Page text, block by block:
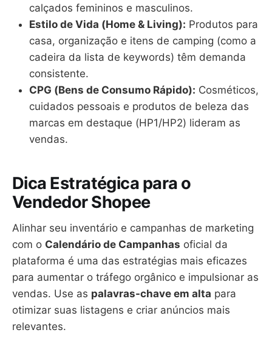
calçados femininos e masculinos.
Estilo de Vida (Home & Living): Produtos para
casa, organização e itens de camping (como a
cadeira da lista de keywords) têm demanda
consistente.
CPG (Bens de Consumo Rápido): Cosméticos,
cuidados pessoais e produtos de beleza das
marcas em destaque (HP1/HP2) lideram as
vendas.
Dica Estratégica para o
Vendedor Shopee
Alinhar seu inventário e campanhas de marketing
com o Calendário de Campanhas oficial da
plataforma é uma das estratégias mais eficazes
para aumentar o tráfego orgânico e impulsionar as
vendas. Use as palavras-chave em alta para
otimizar suas listagens e criar anúncios mais
relevantes.